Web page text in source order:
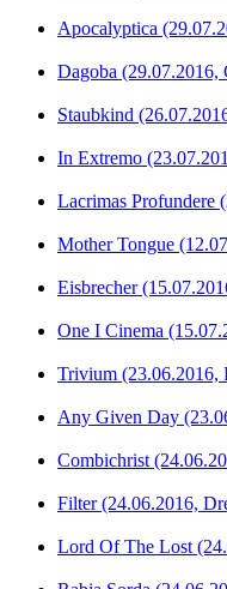
Apocalyptica
Dagoba (29.07.2016,
Staubkind
In Extremo
Lacrimas Profundere
Mother Tongue
Eisbrecher
One I Cinema
Trivium (23.06.2016,
Any Given Day
Combichrist
Filter (24.06.2016,
Lord Of The Lost